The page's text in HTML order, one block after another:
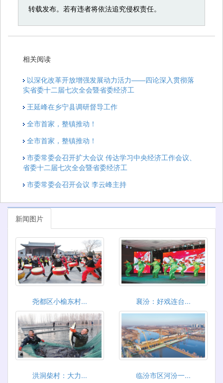
转载发布。若有违者将依法追究侵权责任。
相关阅读
以深化改革开放增强发展动力活力——四论深入贯彻落
实省委十二届七次全会暨省委经济工
王延峰在乡宁县调研督导工作
全市首家，整镇推动！
全市首家，整镇推动！
市委常委会召开扩大会议 传达学习中央经济工作会议、
省委十二届七次全会暨省委经济工
市委常委会召开会议 李云峰主持
新闻图片
尧都区小榆东村... 襄汾：好戏连台...
洪洞柴村：大力... 临汾市区河汾一...